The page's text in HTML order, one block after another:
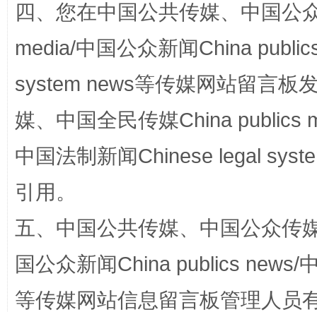
四、您在中国公共传媒、中国公
media/中国公众新闻China
system news等传媒网站留言板
媒、中国全民传媒China publics
中国法制新闻Chinese legal
引用。
五、中国公共传媒、中国公众传
国公众新闻China publics news/
等传媒网站信息留言板管理人员